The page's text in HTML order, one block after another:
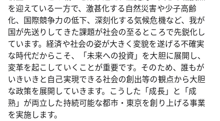
を迎えている一方で、激甚化する自然災害や少子高齢
化、国際競争力の低下、深刻化する気候危機など、我が
国が先送りしてきた課題が社会の至るところで先鋭化し
ています。経済や社会の姿が大きく変貌を遂げる不確実
な時代だからこそ、「未来への投資」を大胆に展開し、
変革を起こしていくことが重要です。そのため、誰もが
いきいきと自己実現できる社会の創出等の観点から大胆
な政策を展開していきます。こうした「成長」と「成
熟」が両立した持続可能な都市・東京を創り上げる事業
を実施します。